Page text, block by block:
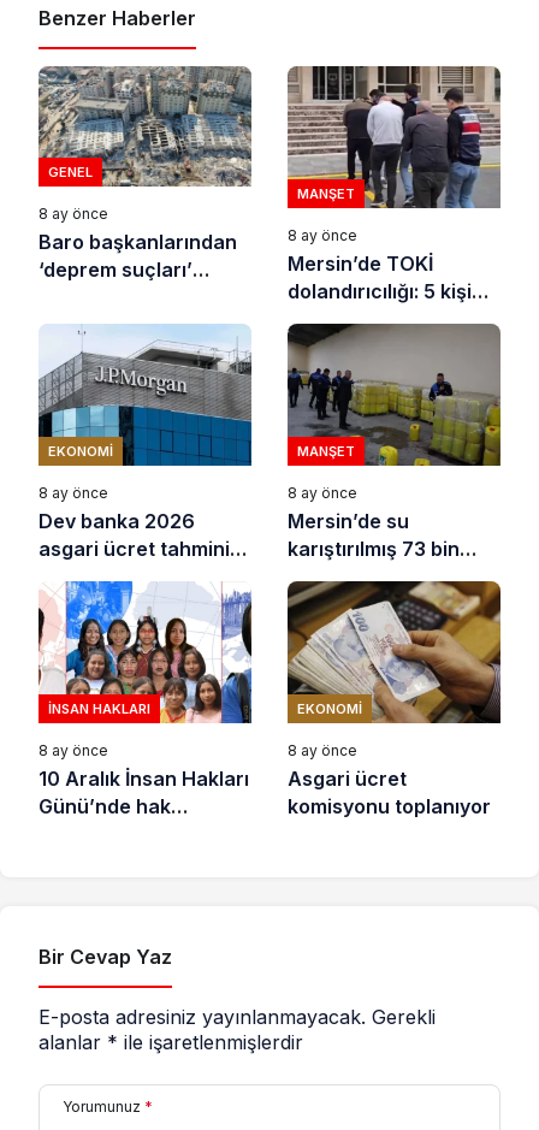
Benzer Haberler
GENEL
8 ay önce
Baro başkanlarından
‘deprem suçları’
MANŞET
8 ay önce
Mersin’de TOKİ
dolandırıcılığı: 5 kişi
tutuklandı
EKONOMI
8 ay önce
Dev banka 2026
asgari ücret tahminini
açıkladı
MANŞET
8 ay önce
Mersin’de su
karıştırılmış 73 bin
litre sıvı yağ ele
geçirildi
İNSAN HAKLARI
8 ay önce
10 Aralık İnsan Hakları
Günü’nde hak
EKONOMI
8 ay önce
Asgari ücret
komisyonu toplanıyor
Bir Cevap Yaz
E-posta adresiniz yayınlanmayacak. Gerekli
alanlar * ile işaretlenmişlerdir
Yorumunuz *